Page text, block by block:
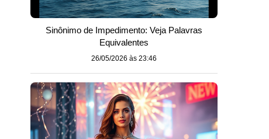
Sinônimo de Impedimento: Veja Palavras
Equivalentes
26/05/2026 às 23:46